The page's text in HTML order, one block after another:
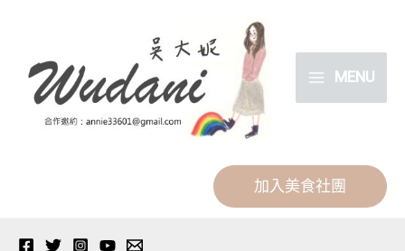
MENU
加入美食社團